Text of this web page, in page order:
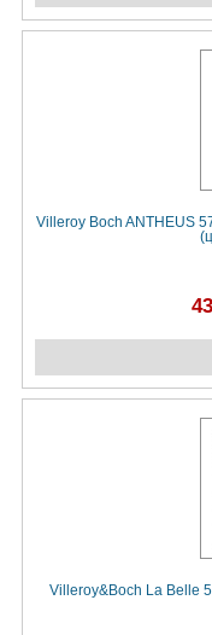
Villeroy Boch ANTHEUS
Villeroy&Boch La Belle